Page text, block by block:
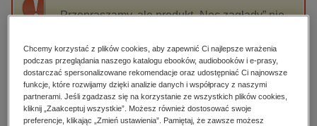
darmowe wydania
edukacja
hobby, sport, rozrywka
komputery, internet, technologie, informatyka
Przepraszamy, ale produkt „Noc zagłady” nie
High-contrast mode
Polecane
Chcemy korzystać z plików cookies, aby zapewnić Ci najlepsze wrażenia
podczas przeglądania naszego katalogu ebooków, audiobooków i e-prasy,
dostarczać spersonalizowane rekomendacje oraz udostępniać Ci najnowsze
funkcje, które rozwijamy dzięki analizie danych i współpracy z naszymi
partnerami. Jeśli zgadzasz się na korzystanie ze wszystkich plików cookies,
kliknij „Zaakceptuj wszystkie”. Możesz również dostosować swoje
preferencje, klikając „Zmień ustawienia”. Pamiętaj, że zawsze możesz